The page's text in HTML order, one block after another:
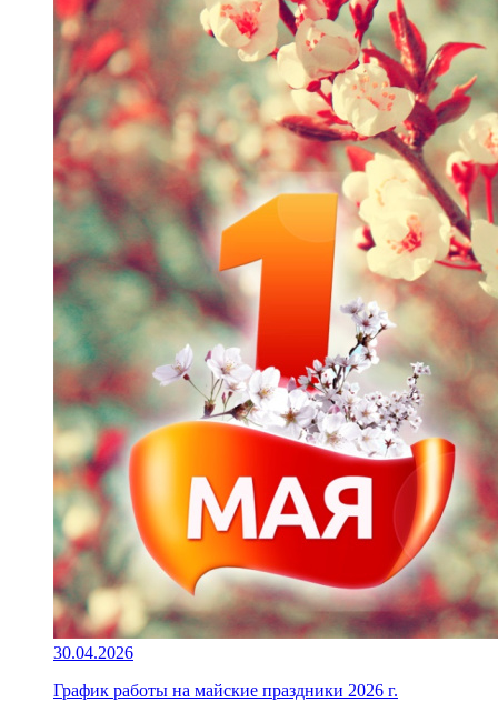
30.04.2026
График работы на майские праздники 2026 г.